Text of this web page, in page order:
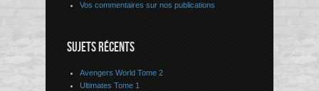
Vos commentaires sur nos publications
SUJETS RÉCENTS
Avengers World Tome 2
Ultimates Tome 1